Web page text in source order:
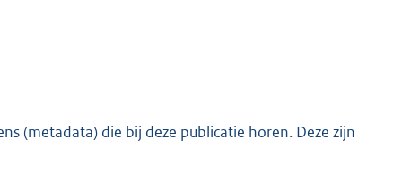
K
(metadata) die bij deze publicatie horen. Deze zijn